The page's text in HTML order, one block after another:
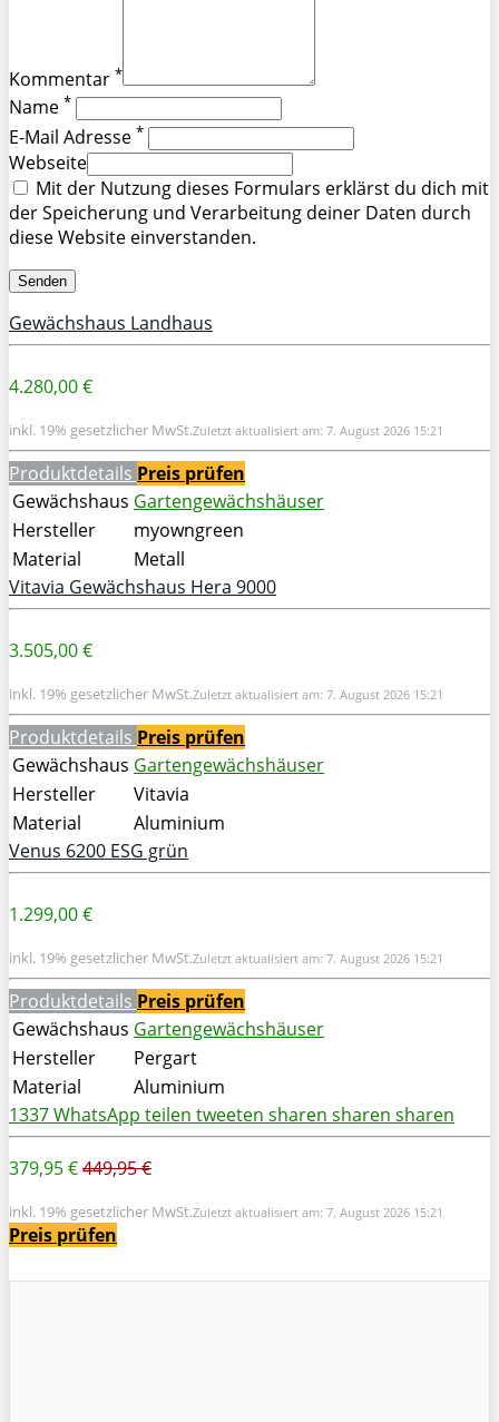
Kommentar *
Name *
E-Mail Adresse *
Webseite
Mit der Nutzung dieses Formulars erklärst du dich mit
der Speicherung und Verarbeitung deiner Daten durch
diese Website einverstanden.
Gewächshaus Landhaus
4.280,00 €
inkl. 19% gesetzlicher MwSt.Zuletzt aktualisiert am: 7. August 2026 15:21
Produktdetails Preis prüfen
Gewächshaus Gartengewächshäuser
Hersteller
myowngreen
Material
Metall
Vitavia Gewächshaus Hera 9000
3.505,00 €
inkl. 19% gesetzlicher MwSt.Zuletzt aktualisiert am: 7. August 2026 15:21
Produktdetails Preis prüfen
Gewächshaus Gartengewächshäuser
Hersteller
Vitavia
Material
Aluminium
Venus 6200 ESG grün
1.299,00 €
inkl. 19% gesetzlicher MwSt.Zuletzt aktualisiert am: 7. August 2026 15:21
Produktdetails Preis prüfen
Gewächshaus Gartengewächshäuser
Hersteller
Pergart
Material
Aluminium
1337WhatsApp teilen tweeten sharen sharen sharen
379,95 €449,95 €
inkl. 19% gesetzlicher MwSt.Zuletzt aktualisiert am: 7. August 2026 15:21
Preis prüfen